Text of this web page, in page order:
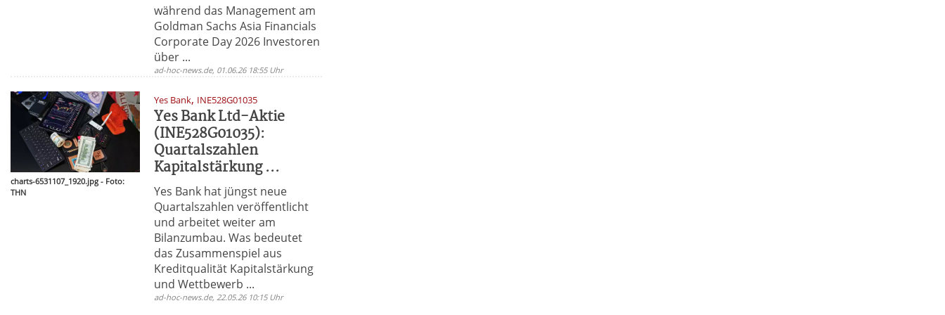
während das Management am
Goldman Sachs Asia Financials
Corporate Day 2026 Investoren
über ...
ad-hoc-news.de, 01.06.26 18:55 Uhr
charts-6531107_1920.jpg - Foto:
THN
Yes Bank, INE528G01035
Yes Bank Ltd-Aktie
(INE528G01035):
Quartalszahlen
Kapitalstärkung ...
Yes Bank hat jüngst neue
Quartalszahlen veröffentlicht
und arbeitet weiter am
Bilanzumbau. Was bedeutet
das Zusammenspiel aus
Kreditqualität Kapitalstärkung
und Wettbewerb ...
ad-hoc-news.de, 22.05.26 10:15 Uhr